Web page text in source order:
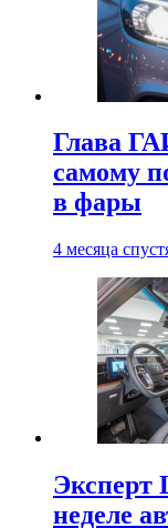
Глава
самому
в фары
4 месяца
Эксперт
неделе